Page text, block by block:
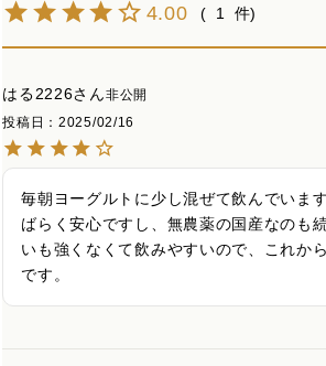
4.00 1
はる2226
非公開
投稿日
2025/02/16
毎朝ヨーグルトに少し混ぜて飲んでいま
ばらく安心ですし、無農薬の国産なのも
いも強くなくて飲みやすいので、これか
です。